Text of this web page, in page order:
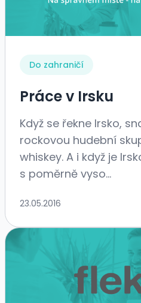
Do zahraničí
Práce v Irsku
Když se řekne Irsko,
rockovou hudební
whiskey. A i když je
s poměrně vyso...
23.05.2016